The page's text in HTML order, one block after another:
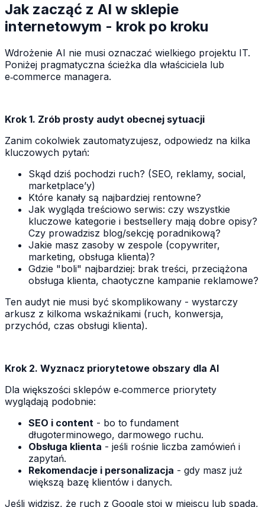
Jak zacząć z AI w sklepie
internetowym - krok po kroku
Wdrożenie AI nie musi oznaczać wielkiego projektu IT.
Poniżej pragmatyczna ścieżka dla właściciela lub
e‑commerce managera.
Krok 1. Zrób prosty audyt obecnej sytuacji
Zanim cokolwiek zautomatyzujesz, odpowiedz na kilka
kluczowych pytań:
Skąd dziś pochodzi ruch? (SEO, reklamy, social,
marketplace’y)
Które kanały są najbardziej rentowne?
Jak wygląda treściowo serwis: czy wszystkie
kluczowe kategorie i bestsellery mają dobre opisy?
Czy prowadzisz blog/sekcję poradnikową?
Jakie masz zasoby w zespole (copywriter,
marketing, obsługa klienta)?
Gdzie "boli" najbardziej: brak treści, przeciążona
obsługa klienta, chaotyczne kampanie reklamowe?
Ten audyt nie musi być skomplikowany - wystarczy
arkusz z kilkoma wskaźnikami (ruch, konwersja,
przychód, czas obsługi klienta).
Krok 2. Wyznacz priorytetowe obszary dla AI
Dla większości sklepów e‑commerce priorytety
wyglądają podobnie:
SEO i content - bo to fundament
długoterminowego, darmowego ruchu.
Obsługa klienta - jeśli rośnie liczba zamówień i
zapytań.
Rekomendacje i personalizacja - gdy masz już
większą bazę klientów i danych.
Jeśli widzisz, że ruch z Google stoi w miejscu lub spada,